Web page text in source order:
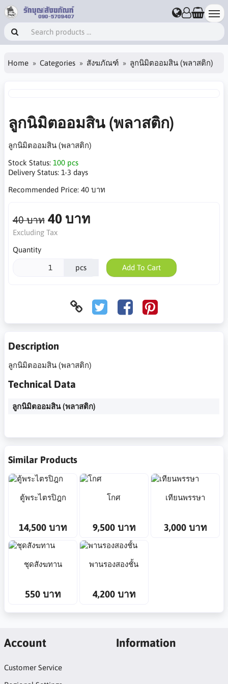
Home Categories สังฆภัณฑ์ ลูกนิมิตออมสิน (พลาสติก)
ลูกนิมิตออมสิน (พลาสติก)
ลูกนิมิตออมสิน (พลาสติก)
Stock Status: 100 pcs
Delivery Status: 1-3 days
Recommended Price: 40 บาท
40 บาท 40 บาท
Excluding Tax
Quantity
pcs Add To Cart
Description
ลูกนิมิตออมสิน (พลาสติก)
Technical Data
ลูกนิมิตออมสิน (พลาสติก)
Similar Products
ตู้พระไตรปิฎก
14,500 บาท
โกศ
9,500 บาท
เทียนพรรษา
3,000 บาท
ชุดสังฆทาน
550 บาท
พานรองสองชั้น
4,200 บาท
Account
Customer Service
Information